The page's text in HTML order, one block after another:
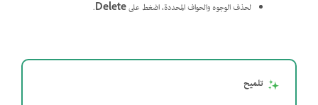
لحذف الوجوه والحواف المحددة، اضغط علىDelete
.
تلميح